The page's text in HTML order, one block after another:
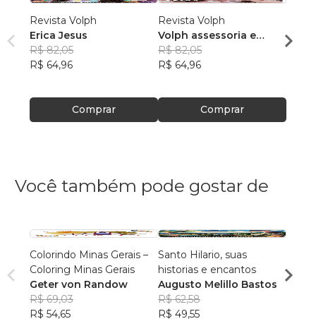
Revista Volph
Erica Jesus
R$ 82,05
R$ 64,96
Comprar
Revista Volph
Volph assessoria e
marketing
R$ 82,05
R$ 64,96
Comprar
R$
Você também pode gostar de
Colorindo Minas Gerais –
Coloring Minas Gerais
Geter von Randow
R$ 69,03
R$ 54,65
Santo Hilario, suas
historias e encantos
Augusto Melillo Bastos
R$ 62,58
R$ 49,55
volph
R$